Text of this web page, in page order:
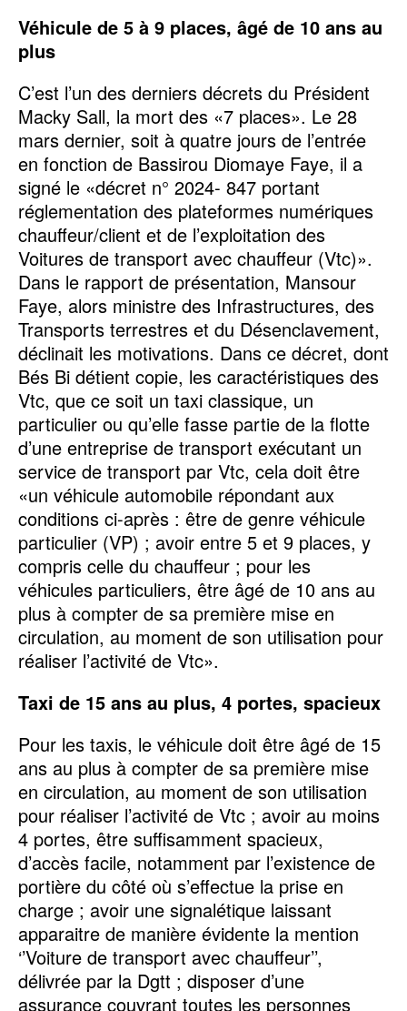
Véhicule de 5 à 9 places, âgé de 10 ans au
plus
C’est l’un des derniers décrets du Président
Macky Sall, la mort des «7 places». Le 28
mars dernier, soit à quatre jours de l’entrée
en fonction de Bassirou Diomaye Faye, il a
signé le «décret n° 2024- 847 portant
réglementation des plateformes numériques
chauffeur/client et de l’exploitation des
Voitures de transport avec chauffeur (Vtc)».
Dans le rapport de présentation, Mansour
Faye, alors ministre des Infrastructures, des
Transports terrestres et du Désenclavement,
déclinait les motivations. Dans ce décret, dont
Bés Bi détient copie, les caractéristiques des
Vtc, que ce soit un taxi classique, un
particulier ou qu’elle fasse partie de la flotte
d’une entreprise de transport exécutant un
service de transport par Vtc, cela doit être
«un véhicule automobile répondant aux
conditions ci-après : être de genre véhicule
particulier (VP) ; avoir entre 5 et 9 places, y
compris celle du chauffeur ; pour les
véhicules particuliers, être âgé de 10 ans au
plus à compter de sa première mise en
circulation, au moment de son utilisation pour
réaliser l’activité de Vtc».
Taxi de 15 ans au plus, 4 portes, spacieux
Pour les taxis, le véhicule doit être âgé de 15
ans au plus à compter de sa première mise
en circulation, au moment de son utilisation
pour réaliser l’activité de Vtc ; avoir au moins
4 portes, être suffisamment spacieux,
d’accès facile, notamment par l’existence de
portière du côté où s’effectue la prise en
charge ; avoir une signalétique laissant
apparaitre de manière évidente la mention
‘’Voiture de transport avec chauffeur’’,
délivrée par la Dgtt ; disposer d’une
assurance couvrant toutes les personnes